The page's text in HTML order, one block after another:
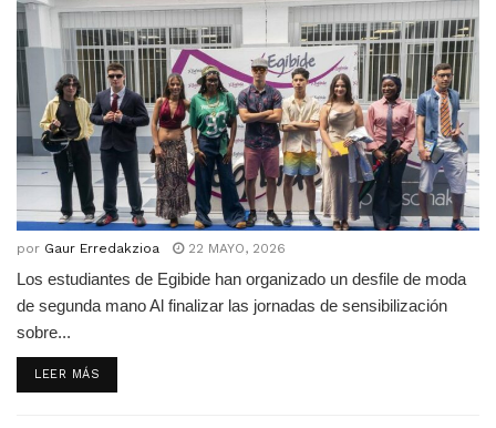
por Gaur Erredakzioa 22 MAYO, 2026
Los estudiantes de Egibide han organizado un desfile de moda
de segunda mano Al finalizar las jornadas de sensibilización
sobre...
LEER MÁS